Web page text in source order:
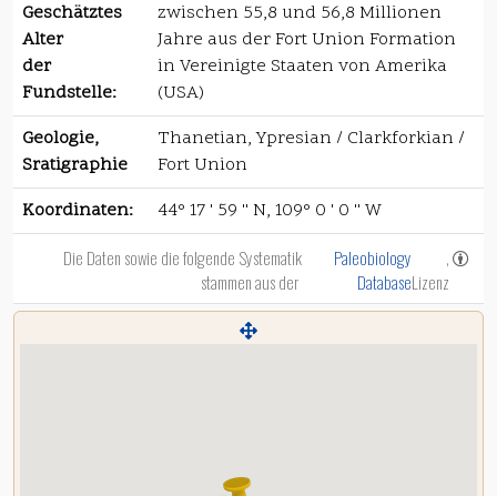
Geschätztes
Alter
der
Fundstelle:
zwischen 55,8 und 56,8 Millionen
Jahre aus der Fort Union Formation
in Vereinigte Staaten von Amerika
(USA)
Geologie,
Sratigraphie
Thanetian, Ypresian / Clarkforkian /
Fort Union
Koordinaten:
44° 17 ' 59 '' N, 109° 0 ' 0 '' W
Die Daten sowie die folgende Systematik
stammen aus der
Paleobiology
Database
,
Lizenz